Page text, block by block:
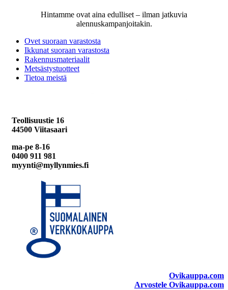
Hintamme ovat aina edulliset – ilman jatkuvia
alennuskampanjoitakin.
Ovet suoraan varastosta
Ikkunat suoraan varastosta
Rakennusmateriaalit
Metsästystuotteet
Tietoa meistä
Teollisuustie 16
44500 Viitasaari
ma-pe 8-16
0400 911 981
myynti@myllynmies.fi
Ovikauppa.com
Arvostele Ovikauppa.com